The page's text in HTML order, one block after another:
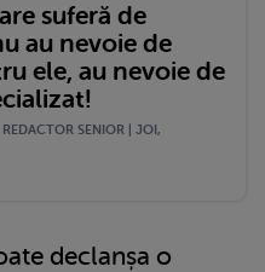
suferă de
au nevoie de
ele, au nevoie de
SENIOR | JOI,
declanșa o